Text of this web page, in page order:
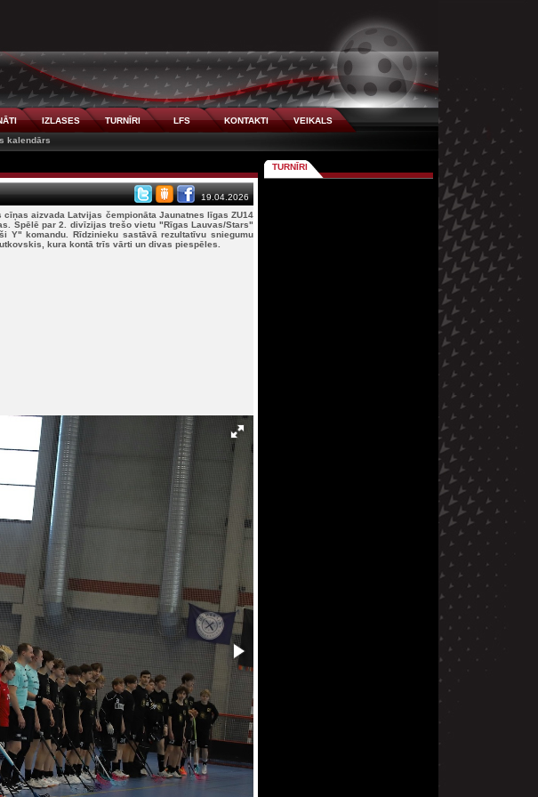
IZLASES TURNĪRI LFS KONTAKTI
VEIKALS
kalendārs
19.04.2026
cīņas aizvada Latvijas čempionāta Jaunatnes līgas ZU14
Spēlē par 2. divīzijas trešo vietu "Rīgas Lauvas/Stars"
Y" komandu. Rīdzinieku sastāvā rezultatīvu sniegumu
kura kontā trīs vārti un divas piespēles.
TURNĪRI